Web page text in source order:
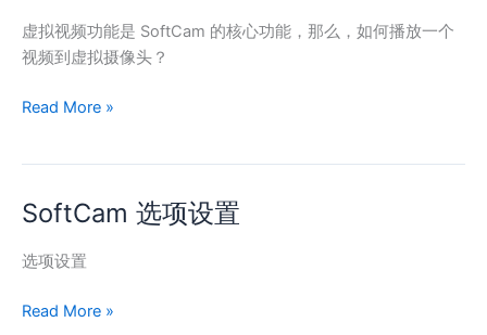
虚拟视频功能是 SoftCam 的核心功能，那么，如何播放一个
视频到虚拟摄像头？
频
处
Read More »
SoftCam 选项设置
选项设置
SoftCam
项
置
Read More »